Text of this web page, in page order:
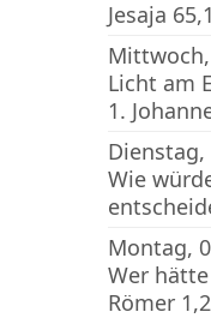
Jesaja
Licht am
1.
Dienstag,
Wie
Montag,
Wer
Römer